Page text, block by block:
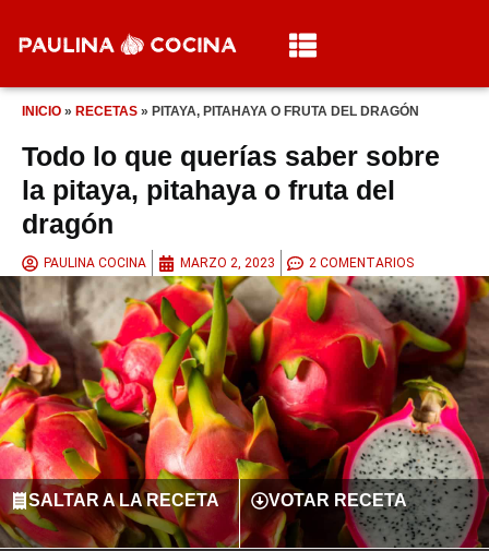
INICIO » RECETAS » PITAYA, PITAHAYA O FRUTA DEL DRAGÓN
Todo lo que querías saber sobre
la pitaya, pitahaya o fruta del
dragón
PAULINA COCINA MARZO 2, 2023 2 COMENTARIOS
SALTAR A LA RECETA VOTAR RECETA